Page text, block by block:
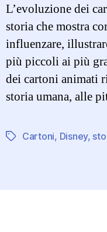
L’evoluzione dei
storia che mostra
influenzare,
più piccoli ai più
dei cartoni animati
storia umana, alle
Tag Cartoni, Disney,